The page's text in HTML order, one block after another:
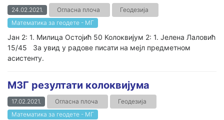
24.02.2021. Огласна плоча
Геодезија
Математика за геодете - МГ
Јан 2: 1. Милица Остојић 50 Колоквијум 2: 1. Јелена Лаловић
15/45 За увид у радове писати на мејл предметном
асистенту.
МЗГ резултати колоквијума
17.02.2021. Огласна плоча
Геодезија
Математика за геодете - МГ